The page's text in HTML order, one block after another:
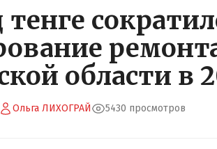
области в
Ольга ЛИХОГРАЙ 5430 просмотров